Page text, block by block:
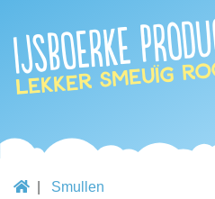
IJsboerke
lekker smeuïg
Smullen